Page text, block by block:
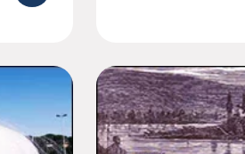
todo ano na data de Tishá
é para nos lembrarmos das
ameaça permear todo o Oriente
povo e nosso país serão